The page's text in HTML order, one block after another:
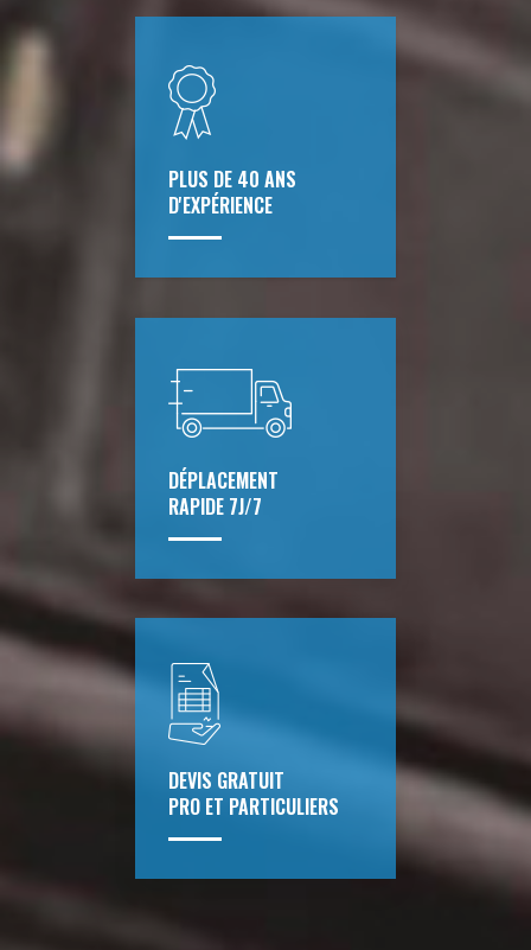
PLUS DE 40 ANS
D'EXPÉRIENCE
DÉPLACEMENT
RAPIDE 7J/7
DEVIS GRATUIT
PRO ET PARTICULIERS